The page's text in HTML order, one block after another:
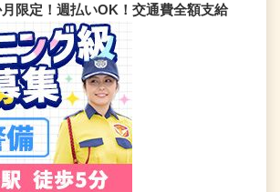
限定！週払いOK！交通費全額支給